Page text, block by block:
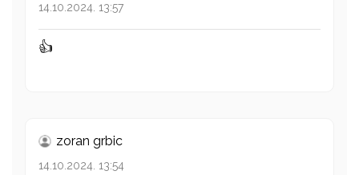
14.10.2024. 13:57
👍
zoran grbic
14.10.2024. 13:54